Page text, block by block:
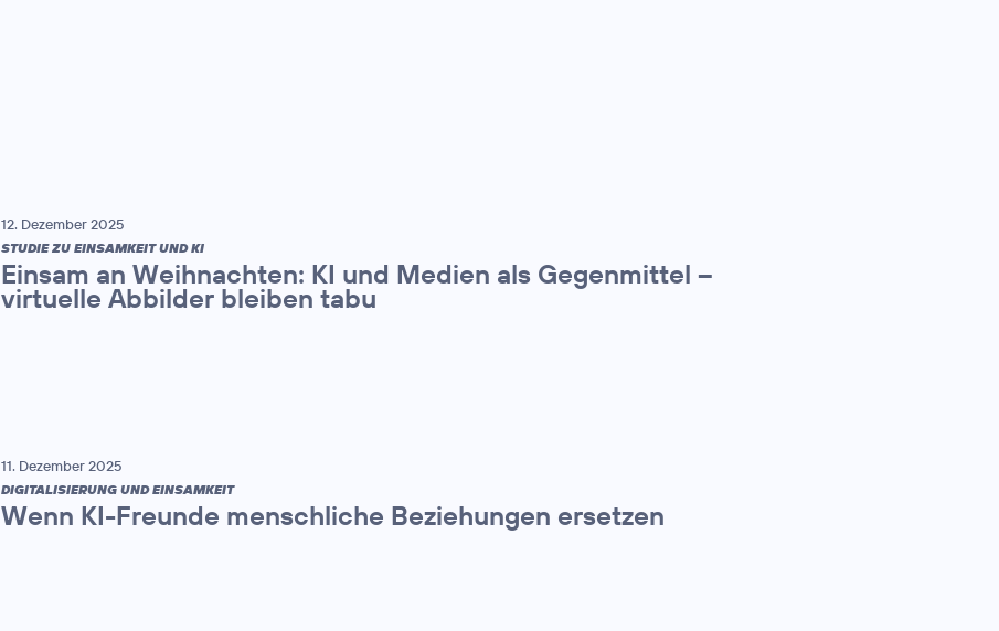
12. Dezember 2025
STUDIE ZU EINSAMKEIT UND KI
Einsam an Weihnachten: KI und Medien als Gegenmittel –
virtuelle Abbilder bleiben tabu
11. Dezember 2025
DIGITALISIERUNG UND EINSAMKEIT
Wenn KI-Freunde menschliche Beziehungen ersetzen